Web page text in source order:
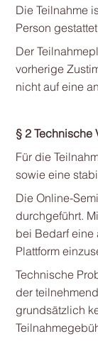
Die Teilnahme
Person
Der
vorherige
nicht auf eine
§ 2 Technische
Für die
sowie eine
Die Online-
durchgeführt.
bei Bedarf
Plattform
Technische
der
grundsätzlich